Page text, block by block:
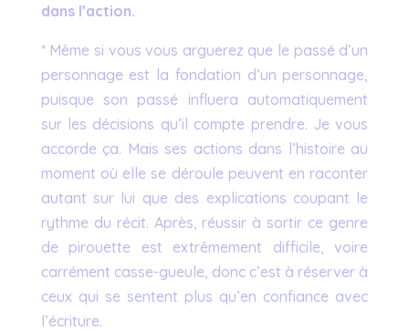
dans l’action.
* Même si vous vous arguerez que le passé d’un
personnage est la fondation d’un personnage,
puisque son passé influera automatiquement
sur les décisions qu’il compte prendre. Je vous
accorde ça. Mais ses actions dans l’histoire au
moment où elle se déroule peuvent en raconter
autant sur lui que des explications coupant le
rythme du récit. Après, réussir à sortir ce genre
de pirouette est extrêmement difficile, voire
carrément casse-gueule, donc c’est à réserver à
ceux qui se sentent plus qu’en confiance avec
l’écriture.